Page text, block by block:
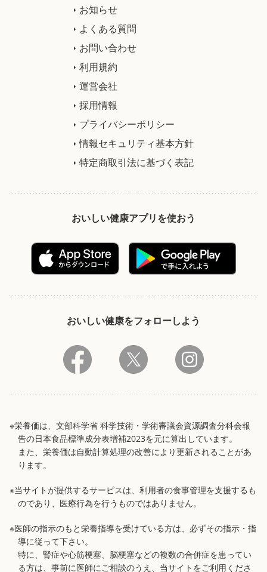
お知らせ
よくある質問
お問い合わせ
利用規約
運営会社
採用情報
プライバシーポリシー
情報セキュリティ基本方針
特定商取引法に基づく表記
おいしい健康アプリを使おう
おいしい健康をフォローしよう
※栄養価は、文部科学省 科学技術・学術審議会資源調査分科会報
告の日本食品標準成分表増補2023を元に算出しています。
また、栄養価は自動計算処理の改善により更新されることがあ
ります。
※当サイトが提供するサービスは、利用者の食事管理を支援するも
のであり、医療行為を行うものではありません。
※医師の指示のもと栄養指導を受けている方は、必ずその指示・指
導に従って下さい。
特に、腎症や心筋梗塞、脳梗塞などの複数の合併症を患ってい
る方は、事前に医師にご相談のうえ、当サイトをご利用くださ